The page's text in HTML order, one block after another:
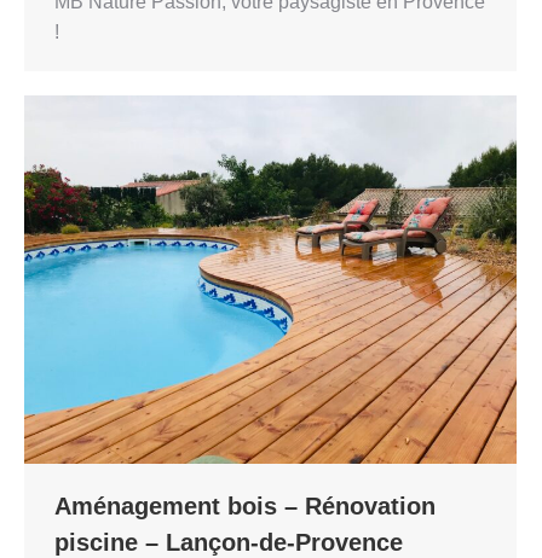
!
Aménagement bois – Rénovation
piscine – Lançon-de-Provence